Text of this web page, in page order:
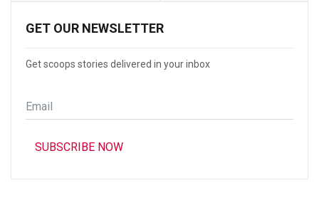
GET OUR NEWSLETTER
Get scoops stories delivered in your inbox
Email
*
SUBSCRIBE NOW